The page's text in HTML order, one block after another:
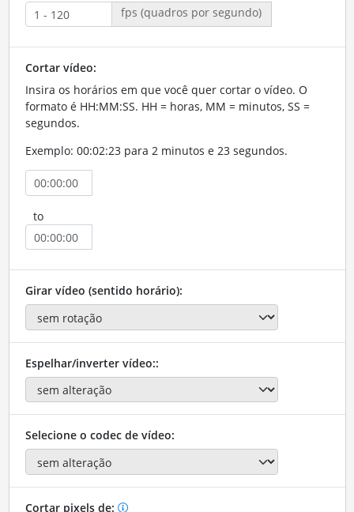
fps (quadros por segundo)
Cortar vídeo:
Insira os horários em que você quer cortar o vídeo. O
formato é HH:MM:SS. HH = horas, MM = minutos, SS =
segundos.
Exemplo: 00:02:23 para 2 minutos e 23 segundos.
to
Girar vídeo (sentido horário):
Espelhar/inverter vídeo::
Selecione o codec de vídeo:
Cortar pixels de: